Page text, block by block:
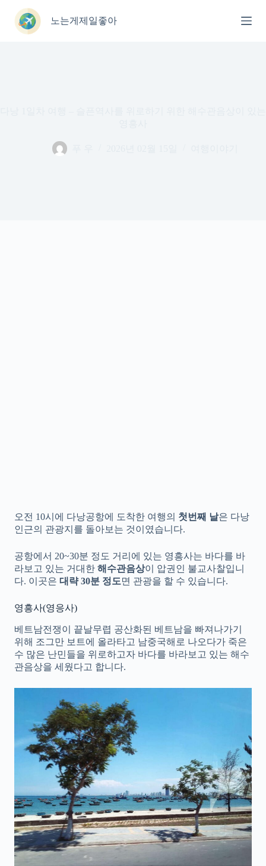
노는게제일좋아
오전 10시에 다낭공항에 도착한 여행의 첫번째 날은 다낭
인근의 관광지를 돌아보는 것이였습니다.
공항에서 20~30분 정도 거리에 있는 영흥사는 바다를 바
라보고 있는 거대한 해수관음상이 압권인 불교사찰입니
다. 이곳은 대략 30분 정도면 관광을 할 수 있습니다.
영흥사(영응사)
베트남전쟁이 끝날무렵 공산화된 베트남을 빠져나가기
위해 조그만 보트에 올라타고 남중국해로 나오다가 죽은
수 많은 난민들을 위로하고자 바다를 바라보고 있는 해수
관음상을 세웠다고 합니다.